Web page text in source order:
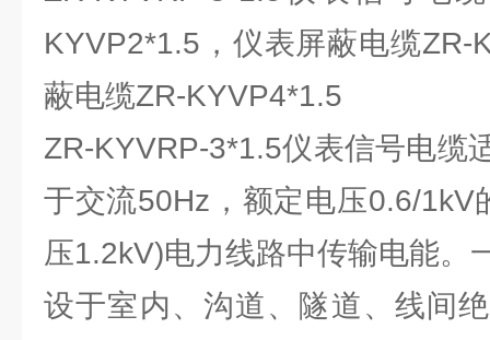
KYVP2*1.5，仪表屏蔽电缆ZR-
蔽电缆ZR-KYVP4*1.5
ZR-KYVRP-3*1.5仪表信号电缆
于交流50Hz，额定电压0.6/1kV
压1.2kV)电力线路中传输电能。
设于室内、沟道、隧道、线间